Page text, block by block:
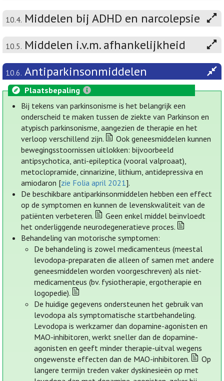
10.4. Middelen bij ADHD en narcolepsie
10.5. Middelen i.v.m. afhankelijkheid
10.6. Antiparkinsonmiddelen
Plaatsbepaling
Bij tekens van parkinsonisme is het belangrijk een
onderscheid te maken tussen de ziekte van Parkinson en
atypisch parkinsonisme, aangezien de therapie en het
verloop verschillend zijn.
Ook geneesmiddelen kunnen
bewegingsstoornissen uitlokken: bijvoorbeeld
antipsychotica, anti-epileptica (vooral valproaat),
metoclopramide, cinnarizine, lithium, antidepressiva en
amiodaron [zie Folia april 2021].
De beschikbare antiparkinsonmiddelen hebben een effect
op de symptomen en kunnen de levenskwaliteit van de
patiënten verbeteren.
Geen enkel middel beïnvloedt
het onderliggende neurodegeneratieve proces.
Behandeling van motorische symptomen:
De behandeling is zowel medicamenteus (meestal
levodopa-preparaten die alleen of samen met andere
geneesmiddelen worden voorgeschreven) als niet-
medicamenteus (bv. fysiotherapie, ergotherapie en
logopedie).
De huidige gegevens ondersteunen het gebruik van
levodopa als symptomatische startbehandeling.
Levodopa is werkzamer dan dopamine-agonisten en
MAO-inhibitoren, werkt sneller dan de dopamine-
agonisten en geeft minder therapie-uitval wegens
ongewenste effecten dan de MAO-inhibitoren.
Op
langere termijn treden vaker dyskinesieën op met